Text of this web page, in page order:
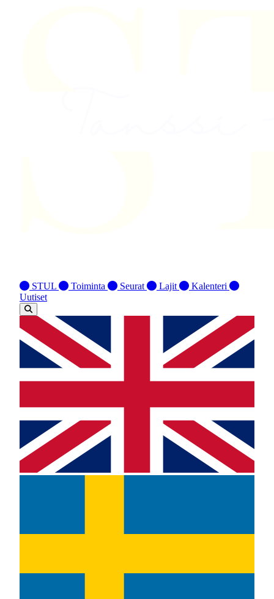
STUL Toiminta Seurat Lajit
Kalenteri
Uutiset